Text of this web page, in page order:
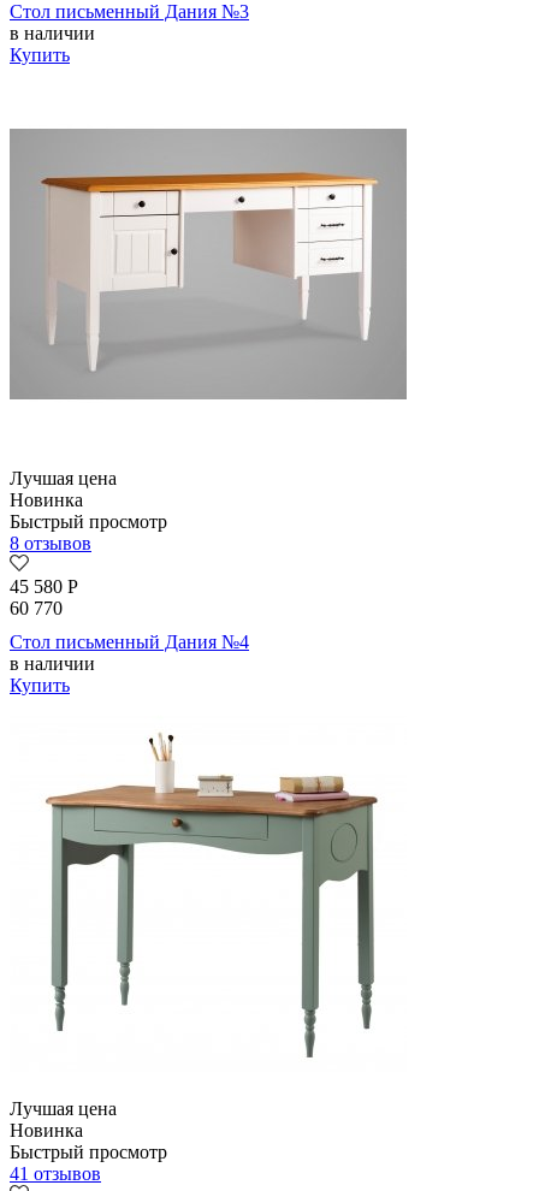
Стол письменный Дания №3
в наличии
Купить
Лучшая цена
Новинка
Быстрый просмотр
8 отзывов
45 580 Р
60 770
Стол письменный Дания №4
в наличии
Купить
Лучшая цена
Новинка
Быстрый просмотр
41 отзывов